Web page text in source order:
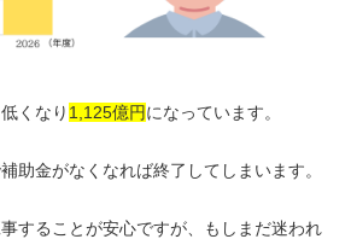
くなり 1,125億円になっています。
助金がなくなれば終了してしまいます。
することが安心ですが、もしまだ迷われ